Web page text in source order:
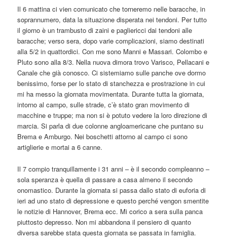
Il 6 mattina ci vien comunicato che torneremo nelle baracche, in
soprannumero, data la situazione disperata nei tendoni. Per tutto
il giorno è un trambusto di zaini e pagliericci dai tendoni alle
baracche; verso sera, dopo varie complicazioni, siamo destinati
alla 5/2 in quattordici. Con me sono Manni e Massari. Colombo e
Pluto sono alla 8/3. Nella nuova dimora trovo Varisco, Pellacani e
Canale che già conosco. Ci sistemiamo sulle panche ove dormo
benissimo, forse per lo stato di stanchezza e prostrazione in cui
mi ha messo la giornata movimentata. Durante tutta la giornata,
intorno al campo, sulle strade, c’è stato gran movimento di
macchine e truppe; ma non si è potuto vedere la loro direzione di
marcia. Si parla di due colonne angloamericane che puntano su
Brema e Amburgo. Nei boschetti attorno al campo ci sono
artiglierie e mortai a 6 canne.
Il 7 compio tranquillamente i 31 anni – è il secondo compleanno –
sola speranza è quella di passare a casa almeno il secondo
onomastico. Durante la giornata si passa dallo stato di euforia di
ieri ad uno stato di depressione e questo perché vengon smentite
le notizie di Hannover, Brema ecc. Mi corico a sera sulla panca
piuttosto depresso. Non mi abbandona il pensiero di quanto
diversa sarebbe stata questa giornata se passata in famiglia.